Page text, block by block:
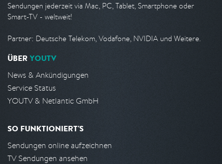
Sendungen jederzeit via Mac, PC, Tablet, Smartphone oder
Smart-TV - weltweit!
Partner: Deutsche Telekom, Vodafone, NVIDIA und Weitere.
ÜBER YOUTV
News & Ankündigungen
Service Status
YOUTV & Netlantic GmbH
SO FUNKTIONIERT'S
Sendungen online aufzeichnen
TV Sendungen ansehen